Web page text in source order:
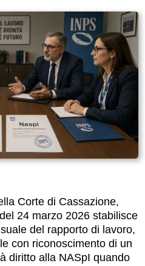
Corte di Cassazione,
24 marzo 2026 stabilisce
del rapporto di lavoro,
con riconoscimento di un
diritto alla NASpI quando